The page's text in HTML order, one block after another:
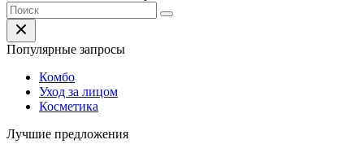
Популярные запросы
Комбо
Уход за лицом
Косметика
Лучшие предложения